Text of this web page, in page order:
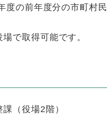
の前年度分の市町村
で取得可能です。
（役場2階）